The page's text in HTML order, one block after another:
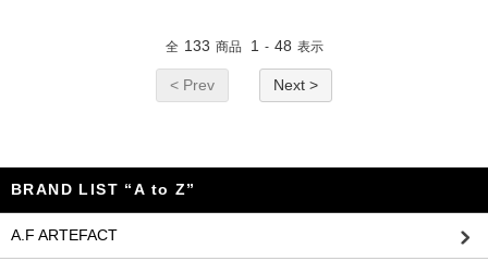
全 133 商品 1 - 48 表示
< Prev Next >
BRAND LIST “A to Z”
A.F ARTEFACT